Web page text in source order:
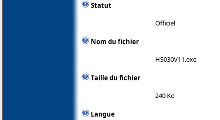
Statut
Officiel
Nom du fichier
HS030V11.exe
Taille du fichier
240 Ko
Langue